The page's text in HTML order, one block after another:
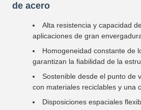
de acero
Alta resistencia y capacidad
aplicaciones de gran
Homogeneidad constante de
garantizan la fiabilidad de la
Sostenible desde el punto de
con materiales reciclables y una
Disposiciones espaciales